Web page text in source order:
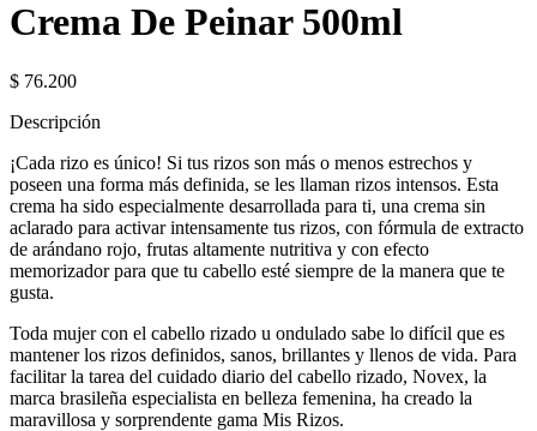
Crema De Peinar 500ml
$ 76.200
Descripción
¡Cada rizo es único! Si tus rizos son más o menos estrechos y
poseen una forma más definida, se les llaman rizos intensos. Esta
crema ha sido especialmente desarrollada para ti, una crema sin
aclarado para activar intensamente tus rizos, con fórmula de extracto
de arándano rojo, frutas altamente nutritiva y con efecto
memorizador para que tu cabello esté siempre de la manera que te
gusta.
Toda mujer con el cabello rizado u ondulado sabe lo difícil que es
mantener los rizos definidos, sanos, brillantes y llenos de vida. Para
facilitar la tarea del cuidado diario del cabello rizado, Novex, la
marca brasileña especialista en belleza femenina, ha creado la
maravillosa y sorprendente gama Mis Rizos.